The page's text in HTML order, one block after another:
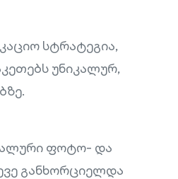
სტრატეგია,
უნიკალურ,
ფოტო- და
განხორციელდა